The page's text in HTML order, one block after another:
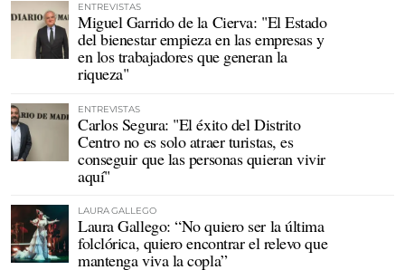
ENTREVISTAS
Miguel Garrido de la Cierva: "El Estado
del bienestar empieza en las empresas y
en los trabajadores que generan la
riqueza"
ENTREVISTAS
Carlos Segura: "El éxito del Distrito
Centro no es solo atraer turistas, es
conseguir que las personas quieran vivir
aquí"
LAURA GALLEGO
Laura Gallego: “No quiero ser la última
folclórica, quiero encontrar el relevo que
mantenga viva la copla”